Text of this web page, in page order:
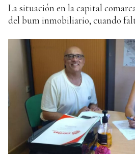
La situación en la capital
del bum inmobiliario, cuando